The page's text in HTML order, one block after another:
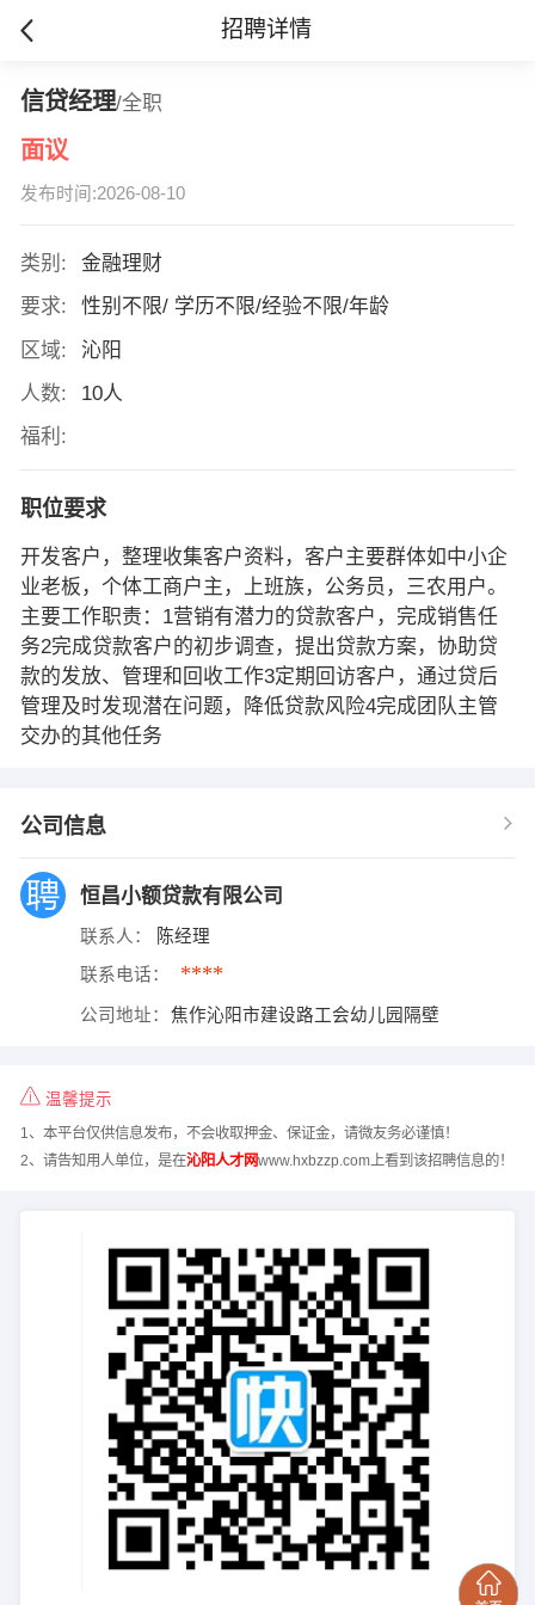
招聘详情
信贷经理/全职
面议
发布时间:2026-08-10
类别:
金融理财
要求:
性别不限/ 学历不限/经验不限/年龄
区域:
沁阳
人数:
10人
福利:
职位要求
开发客户，整理收集客户资料，客户主要群体如中小企
业老板，个体工商户主，上班族，公务员，三农用户。
主要工作职责：1营销有潜力的贷款客户，完成销售任
务2完成贷款客户的初步调查，提出贷款方案，协助贷
款的发放、管理和回收工作3定期回访客户，通过贷后
管理及时发现潜在问题，降低贷款风险4完成团队主管
交办的其他任务
公司信息
恒昌小额贷款有限公司
联系人： 陈经理
联系电话： ****
公司地址： 焦作沁阳市建设路工会幼儿园隔壁
温馨提示
1、本平台仅供信息发布，不会收取押金、保证金，请微友务必谨慎！
2、请告知用人单位，是在沁阳人才网www.hxbzzp.com上看到该招聘信息的！